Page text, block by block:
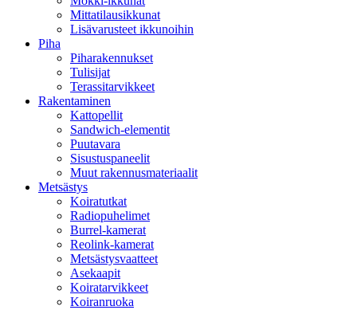
Mittatilausikkunat
Lisävarusteet ikkunoihin
Piha
Piharakennukset
Tulisijat
Terassitarvikkeet
Rakentaminen
Kattopellit
Sandwich-elementit
Puutavara
Sisustuspaneelit
Muut rakennusmateriaalit
Metsästys
Koiratutkat
Radiopuhelimet
Burrel-kamerat
Reolink-kamerat
Metsästysvaatteet
Asekaapit
Koiratarvikkeet
Koiranruoka